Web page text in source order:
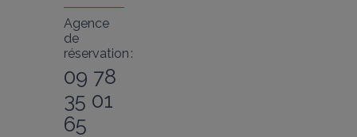
Agence
de
réservation :
09 78
35 01
65